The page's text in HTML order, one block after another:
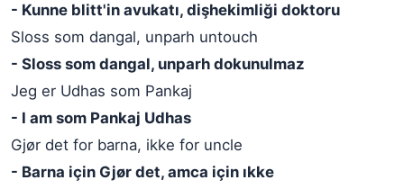
- Kunne blitt'in avukatı, dişhekimliği doktoru
Sloss som dangal, unparh untouch
- Sloss som dangal, unparh dokunulmaz
Jeg er Udhas som Pankaj
- I am som Pankaj Udhas
Gjør det for barna, ikke for uncle
- Barna için Gjør det, amca için ıkke